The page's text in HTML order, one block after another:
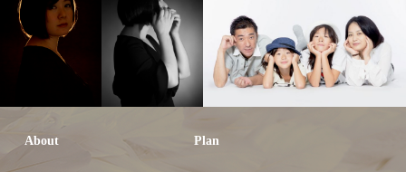
About Plan